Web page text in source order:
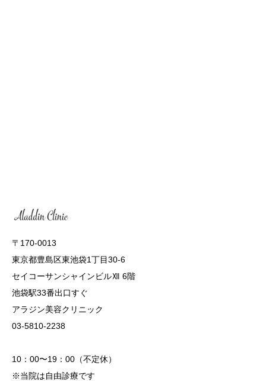
〒170-0013
東京都豊島区東池袋1丁目30-6
セイコーサンシャインビルⅫ 6階
池袋駅33番出口すぐ
アラジン美容クリニック
03-5810-2238
10：00〜19：00（不定休）
※当院は自由診療です